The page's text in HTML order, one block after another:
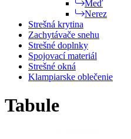
Meď
Nerez
Strešná krytina
Zachytávače snehu
Strešné doplnky
Spojovací materiál
Strešné okná
Klampiarske oblečenie
Tabule